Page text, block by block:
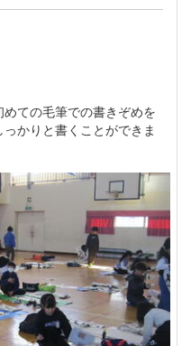
ての毛筆での書きぞめを
かりと書くことができま